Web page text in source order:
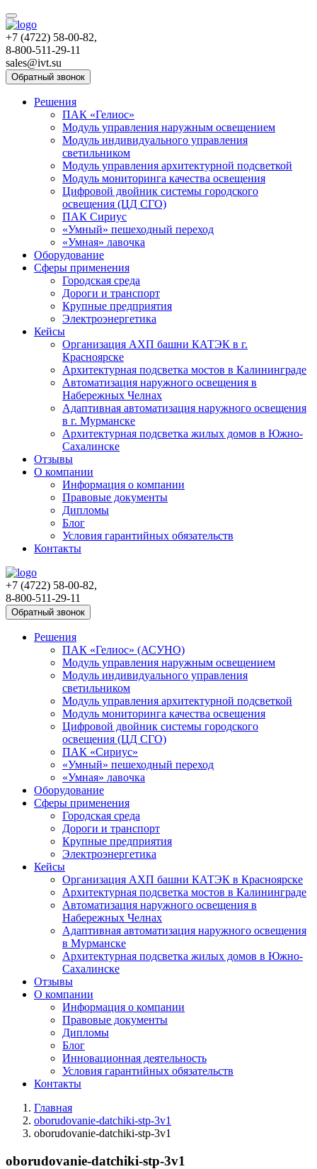
+7 (4722) 58-00-82,
8-800-511-29-11
sales@ivt.su
Обратный звонок
Решения
ПАК «Гелиос»
Модуль управления наружным освещением
Модуль индивидуального управления
светильником
Модуль управления архитектурной подсветкой
Модуль мониторинга качества освещения
Цифровой двойник системы городского
освещения (ЦД СГО)
ПАК Сириус
«Умный» пешеходный переход
«Умная» лавочка
Оборудование
Сферы применения
Городская среда
Дороги и транспорт
Крупные предприятия
Электроэнергетика
Кейсы
Организация АХП башни КАТЭК в г.
Красноярске
Архитектурная подсветка мостов в Калининграде
Автоматизация наружного освещения в
Набережных Челнах
Адаптивная автоматизация наружного освещения
в г. Мурманске
Архитектурная подсветка жилых домов в Южно-
Сахалинске
Отзывы
О компании
Информация о компании
Правовые документы
Дипломы
Блог
Условия гарантийных обязательств
Контакты
+7 (4722) 58-00-82,
8-800-511-29-11
Обратный звонок
Решения
ПАК «Гелиос» (АСУНО)
Модуль управления наружным освещением
Модуль индивидуального управления
светильником
Модуль управления архитектурной подсветкой
Модуль мониторинга качества освещения
Цифровой двойник системы городского
освещения (ЦД СГО)
ПАК «Сириус»
«Умный» пешеходный переход
«Умная» лавочка
Оборудование
Сферы применения
Городская среда
Дороги и транспорт
Крупные предприятия
Электроэнергетика
Кейсы
Организация АХП башни КАТЭК в Красноярске
Архитектурная подсветка мостов в Калининграде
Автоматизация наружного освещения в
Набережных Челнах
Адаптивная автоматизация наружного освещения
в Мурманске
Архитектурная подсветка жилых домов в Южно-
Сахалинске
Отзывы
О компании
Информация о компании
Правовые документы
Дипломы
Блог
Инновационная деятельность
Условия гарантийных обязательств
Контакты
Главная
oborudovanie-datchiki-stp-3v1
oborudovanie-datchiki-stp-3v1
oborudovanie-datchiki-stp-3v1